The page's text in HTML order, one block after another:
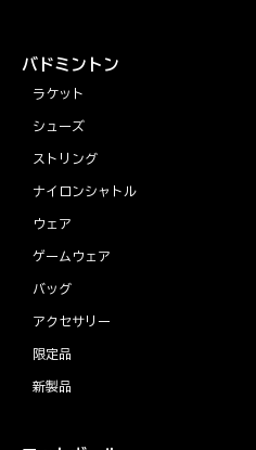
バドミントン
ラケット
シューズ
ストリング
ナイロンシャトル
ウェア
ゲームウェア
バッグ
アクセサリー
限定品
新製品